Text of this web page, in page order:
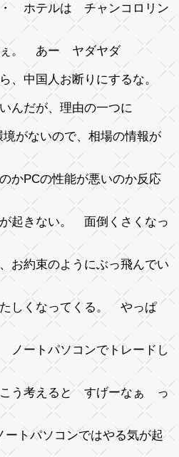
・ ホテルは チャンコロリン
ぇ。 あー ヤダヤダ
、中国人お断りにするな。
んだが、理由の一つに
がないので、相場の情報が
かPCの性能が悪いのか反応
起きない。 面倒くさくなっ
お約束のようにぶっ飛んでい
しくなってくる。 やっぱ
ノートパソコンでトレードし
う考えると すげーなぁ っ
ートパソコンではやる気が起